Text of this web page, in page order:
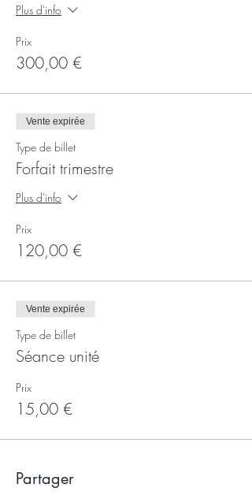
Plus d'info
Prix
300,00 €
Vente expirée
Type de billet
Forfait trimestre
Plus d'info
Prix
120,00 €
Vente expirée
Type de billet
Séance unité
Prix
15,00 €
Partager